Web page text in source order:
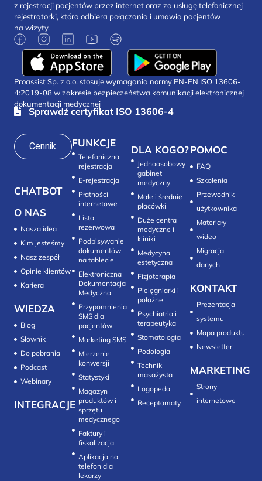
z rejestracji pacjentów przez internet oraz za usługę telefonicznej
rejestratorki, która odbiera połączania i umawia pacjentów
na wizyty.
Proassist Sp. z o.o. stosuje wymagania normy PN-EN ISO 13606-
4:2019-08 w zakresie bezpieczeństwa komunikacji elektronicznej
dokumentacji medycznej
Sprawdź certyfikat ISO 13606-4
Cennik
CHATBOT
O NAS
Nasza idea
Kim jesteśmy
Nasz zespół
Opinie klientów
Kariera
WIEDZA
Blog
Słownik
Do pobrania
Podcast
Webinary
INTEGRACJE
FUNKCJE
Telefoniczna
rejestracja
E-rejestracja
Płatności
internetowe
Lista
rezerwowa
Podpisywanie
dokumentów
na tablecie
Elektroniczna
Dokumentacja
Medyczna
Przypomnienia
SMS dla
pacjentów
Marketing SMS
Mierzenie
konwersji‎
Statystyki
Magazyn
produktów i
sprzętu
medycznego
Faktury i
fiskalizacja
Aplikacja na
telefon dla
lekarzy
DLA KOGO?
Jednoosobowy
gabinet
medyczny
Małe i średnie
placówki
Duże centra
medyczne i
kliniki
Medycyna
estetyczna
Fizjoterapia
Pielęgniarki i
położne
Psychiatria i
terapeutyka
Stomatologia
Technik
masażysta
Logopeda
POMOC
FAQ
Szkolenia
Przewodnik
użytkownika
Materiały
wideo
Migracja
danych
KONTAKT
Prezentacja
systemu
Mapa produktu
Newsletter
MARKETING
Strony
internetowe